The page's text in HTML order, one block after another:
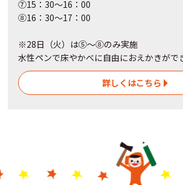
⑦15：30～16：00
⑧16：30～17：00
※28日（火）は⑤～⑧のみ実施
水性ペンで床やかべに自由におえかきがで
詳しくはこちら